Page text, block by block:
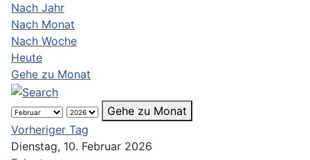
Nach Jahr
Nach Monat
Nach Woche
Heute
Gehe zu Monat
Gehe zu Monat
Vorheriger Tag
Dienstag, 10. Februar 2026